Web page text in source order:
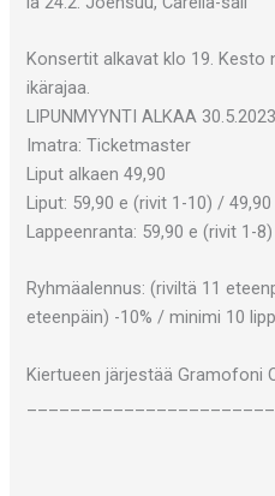
Konsertit alkavat klo 19. Kesto
ikärajaa.
LIPUNMYYNTI ALKAA
Imatra: Ticketmaster
Liput alkaen 49,90
Liput: 59,90 e (rivit 1-10) /
Lappeenranta: 59,90 e (rivit 1-
Ryhmäalennus: (riviltä 11
eteenpäin) -10% / minimi 10
Kiertueen järjestää Gramofoni